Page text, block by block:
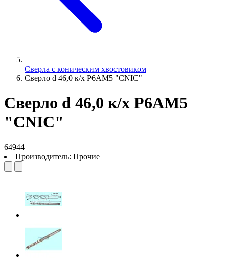
Сверла с коническим хвостовиком
Сверло d 46,0 к/х Р6АМ5 "CNIC"
Сверло d 46,0 к/х Р6АМ5
"CNIC"
64944
Производитель: Прочие